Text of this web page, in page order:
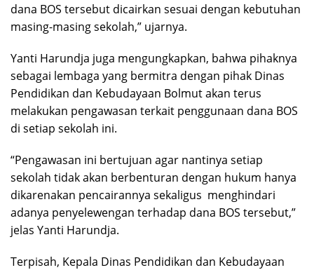
dana BOS tersebut dicairkan sesuai dengan kebutuhan
masing-masing sekolah,” ujarnya.
Yanti Harundja juga mengungkapkan, bahwa pihaknya
sebagai lembaga yang bermitra dengan pihak Dinas
Pendidikan dan Kebudayaan Bolmut akan terus
melakukan pengawasan terkait penggunaan dana BOS
di setiap sekolah ini.
“Pengawasan ini bertujuan agar nantinya setiap
sekolah tidak akan berbenturan dengan hukum hanya
dikarenakan pencairannya sekaligus menghindari
adanya penyelewengan terhadap dana BOS tersebut,”
jelas Yanti Harundja.
Terpisah, Kepala Dinas Pendidikan dan Kebudayaan